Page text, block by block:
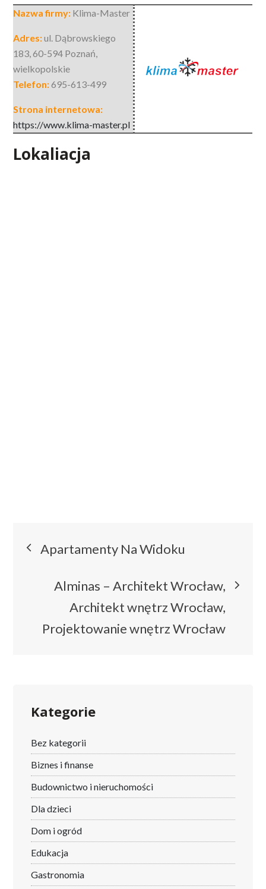
Nazwa firmy: Klima-Master
Adres:ul. Dąbrowskiego
183,60-594 Poznań,
wielkopolskie
Telefon:695-613-499
Strona internetowa:
https://www.klima-master.pl
Lokaliacja
Nawigacja
wpisu
Apartamenty Na Widoku
Alminas – Architekt Wrocław,
Architekt wnętrz Wrocław,
Projektowanie wnętrz Wrocław
Kategorie
Bez kategorii
Biznes i finanse
Budownictwo i nieruchomości
Dla dzieci
Dom i ogród
Edukacja
Gastronomia